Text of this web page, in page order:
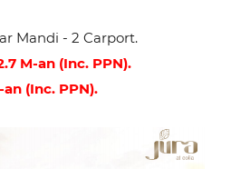
Mandi - 2 Carport.
M-an (Inc. PPN).
(Inc. PPN).